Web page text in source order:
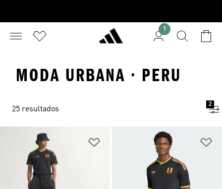
1
MODA URBANA · PERU
25 resultados
2
Añadir a la lista de deseos